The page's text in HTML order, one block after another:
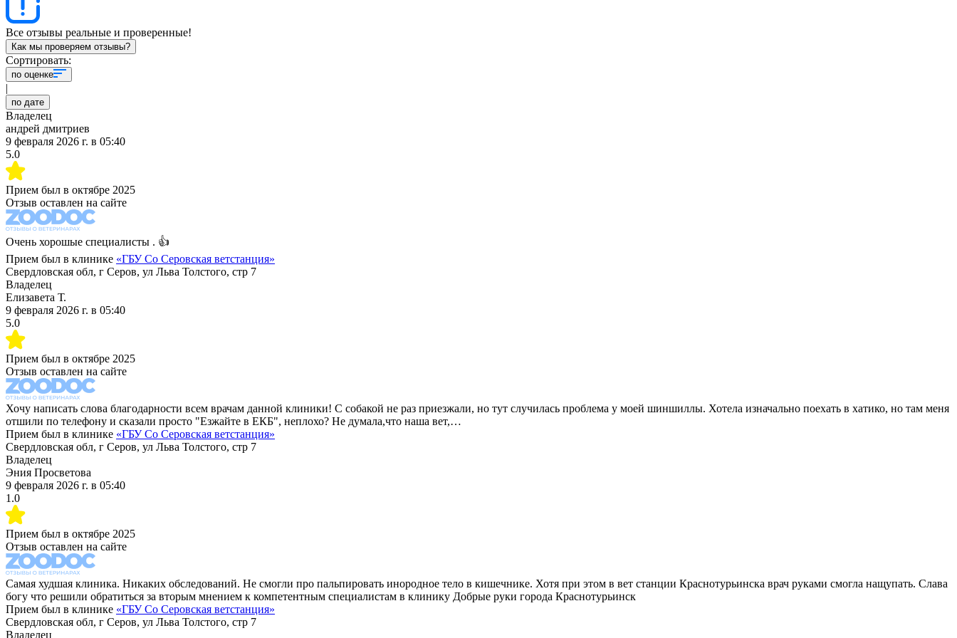
Все отзывы реальные и проверенные!
Как мы проверяем отзывы?
Сортировать:
по оценке
|
по дате
Владелец
андрей дмитриев
9 февраля 2026 г. в 05:40
5.0
Прием был в октябре 2025
Отзыв оставлен на сайте
Очень хорошые специалисты . 👍
Прием был в клинике «ГБУ Со Серовская ветстанция»
Свердловская обл, г Серов, ул Льва Толстого, стр 7
Владелец
Елизавета Т.
9 февраля 2026 г. в 05:40
5.0
Прием был в октябре 2025
Отзыв оставлен на сайте
Хочу написать слова благодарности всем врачам данной клиники! С собакой не раз приезжали, но тут случилась проблема у моей шиншиллы. Хотела изначально поехать в хатико, но там меня
отшили по телефону и сказали просто "Езжайте в ЕКБ", неплохо? Не думала,что наша вет,…
Прием был в клинике «ГБУ Со Серовская ветстанция»
Свердловская обл, г Серов, ул Льва Толстого, стр 7
Владелец
Эния Просветова
9 февраля 2026 г. в 05:40
1.0
Прием был в октябре 2025
Отзыв оставлен на сайте
Самая худшая клиника. Никаких обследований. Не смогли про пальпировать инородное тело в кишечнике. Хотя при этом в вет станции Краснотурьинска врач руками смогла нащупать. Слава
богу что решили обратиться за вторым мнением к компетентным специалистам в клинику Добрые руки города Краснотурьинск
Прием был в клинике «ГБУ Со Серовская ветстанция»
Свердловская обл, г Серов, ул Льва Толстого, стр 7
Владелец